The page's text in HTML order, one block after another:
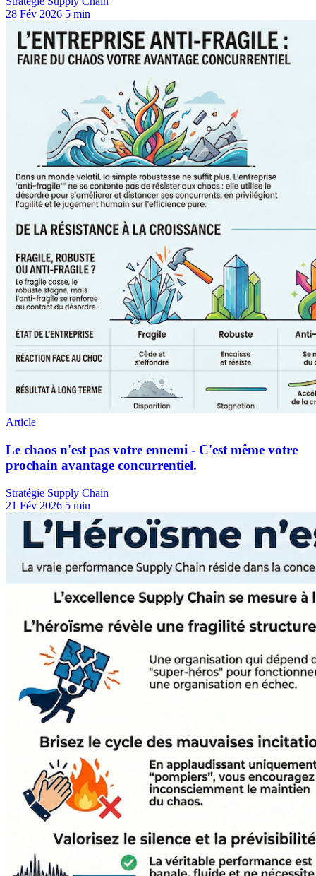
28 Fév 2026 5 min
Stratégie Supply Chain
21 Fév 2026 5 min